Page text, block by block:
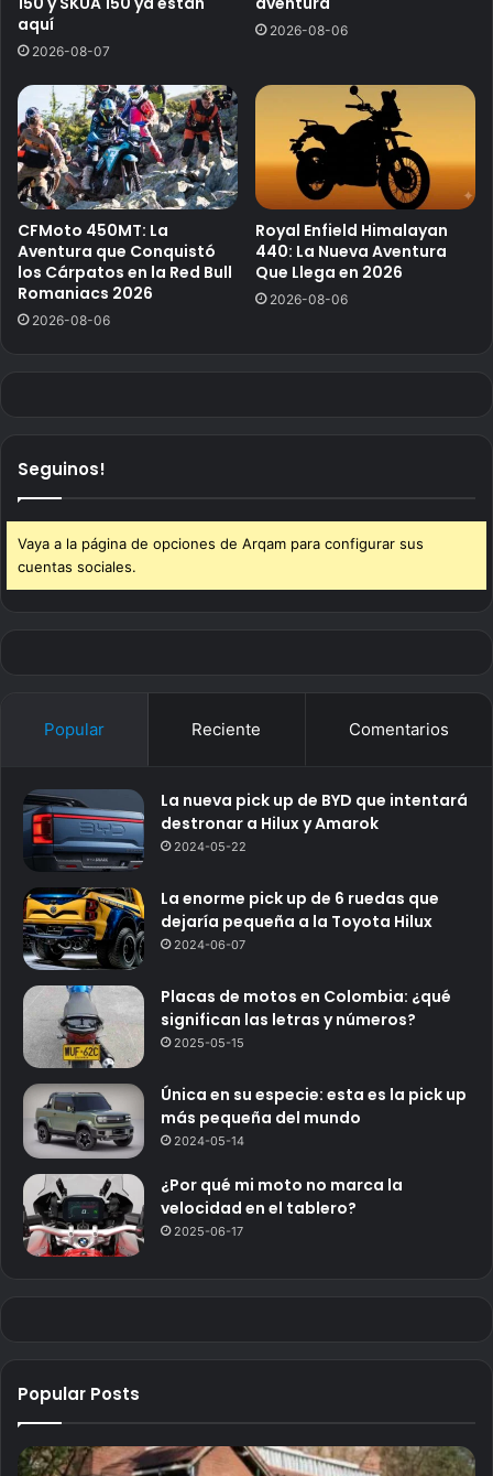
aquí
2026-08-07
2026-08-06
CFMoto 450MT: La
Aventura que Conquistó
los Cárpatos en la Red Bull
Romaniacs 2026
2026-08-06
Royal Enfield Himalayan
440: La Nueva Aventura
Que Llega en 2026
2026-08-06
Seguinos!
Vaya a la página de opciones de Arqam para configurar sus
cuentas sociales.
Popular Reciente Comentarios
La nueva pick up de BYD que intentará
destronar a Hilux y Amarok
2024-05-22
La enorme pick up de 6 ruedas que
dejaría pequeña a la Toyota Hilux
2024-06-07
Placas de motos en Colombia: ¿qué
significan las letras y números?
2025-05-15
Única en su especie: esta es la pick up
más pequeña del mundo
2024-05-14
¿Por qué mi moto no marca la
velocidad en el tablero?
2025-06-17
Popular Posts